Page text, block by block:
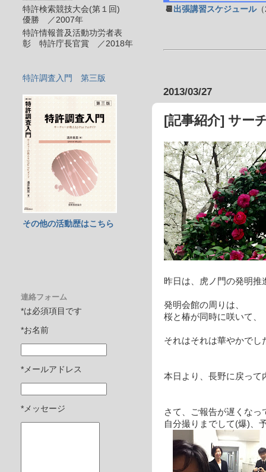
📆 出張講習スケジュール
2013/03/27
[記事紹介] サー
昨日は、虎ノ門の発明
発明会館の周りは、
桜と椿が同時に咲いて、
それはそれは華やかでし
本日より、長野に戻って
さて、ご報告が遅くなっ
自分撮りまでして(爆)、
特許検索競技大会(第１回)
優勝 ／2007年
特許情報普及活動功労者表
彰 特許庁長官賞 ／2018年
特許調査入門 第三版
その他の活動歴はこちら
連絡フォーム
*は必須項目です
*お名前
*メールアドレス
*メッセージ